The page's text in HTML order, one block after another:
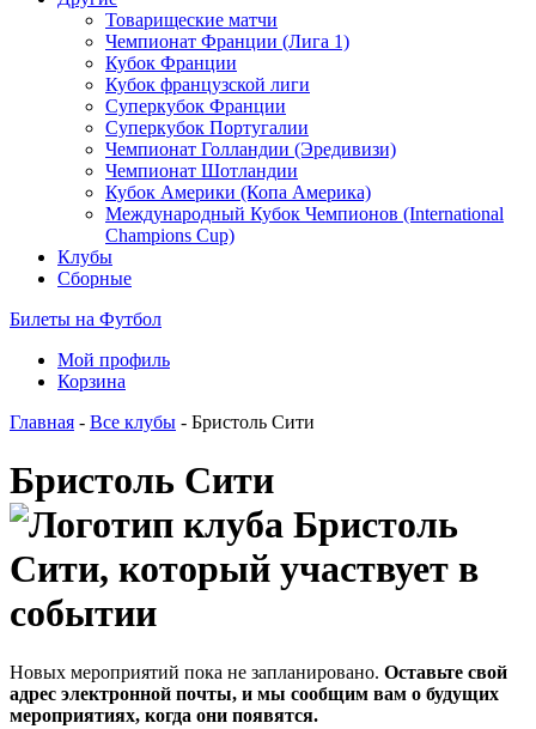
Товарищеские матчи
Чемпионат Франции (Лига 1)
Кубок Франции
Кубок французской лиги
Суперкубок Франции
Суперкубок Португалии
Чемпионат Голландии (Эредивизи)
Чемпионат Шотландии
Кубок Америки (Копа Америка)
Международный Кубок Чемпионов (International
Champions Cup)
Клубы
Сборные
Билеты на Футбол
Мой профиль
Корзина
Главная - Все клубы - Бристоль Сити
Бристоль Сити
Новых мероприятий пока не запланировано. Оставьте свой
адрес электронной почты, и мы сообщим вам о будущих
мероприятиях, когда они появятся.